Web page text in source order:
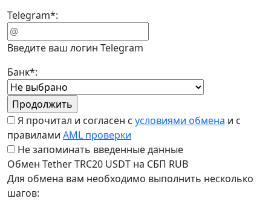
Telegram*:
Введите ваш логин Telegram
Банк*:
Я прочитал и согласен с условиями обмена и с
правилами AML проверки
Не запоминать введенные данные
Обмен Tether TRC20 USDT на СБП RUB
Для обмена вам необходимо выполнить несколько
шагов: